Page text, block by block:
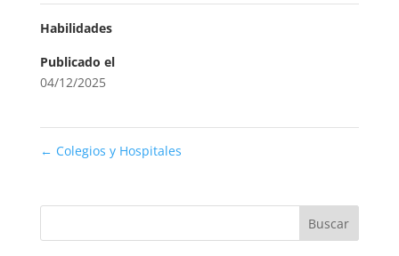
Habilidades
Publicado el
04/12/2025
← Colegios y Hospitales
Buscar